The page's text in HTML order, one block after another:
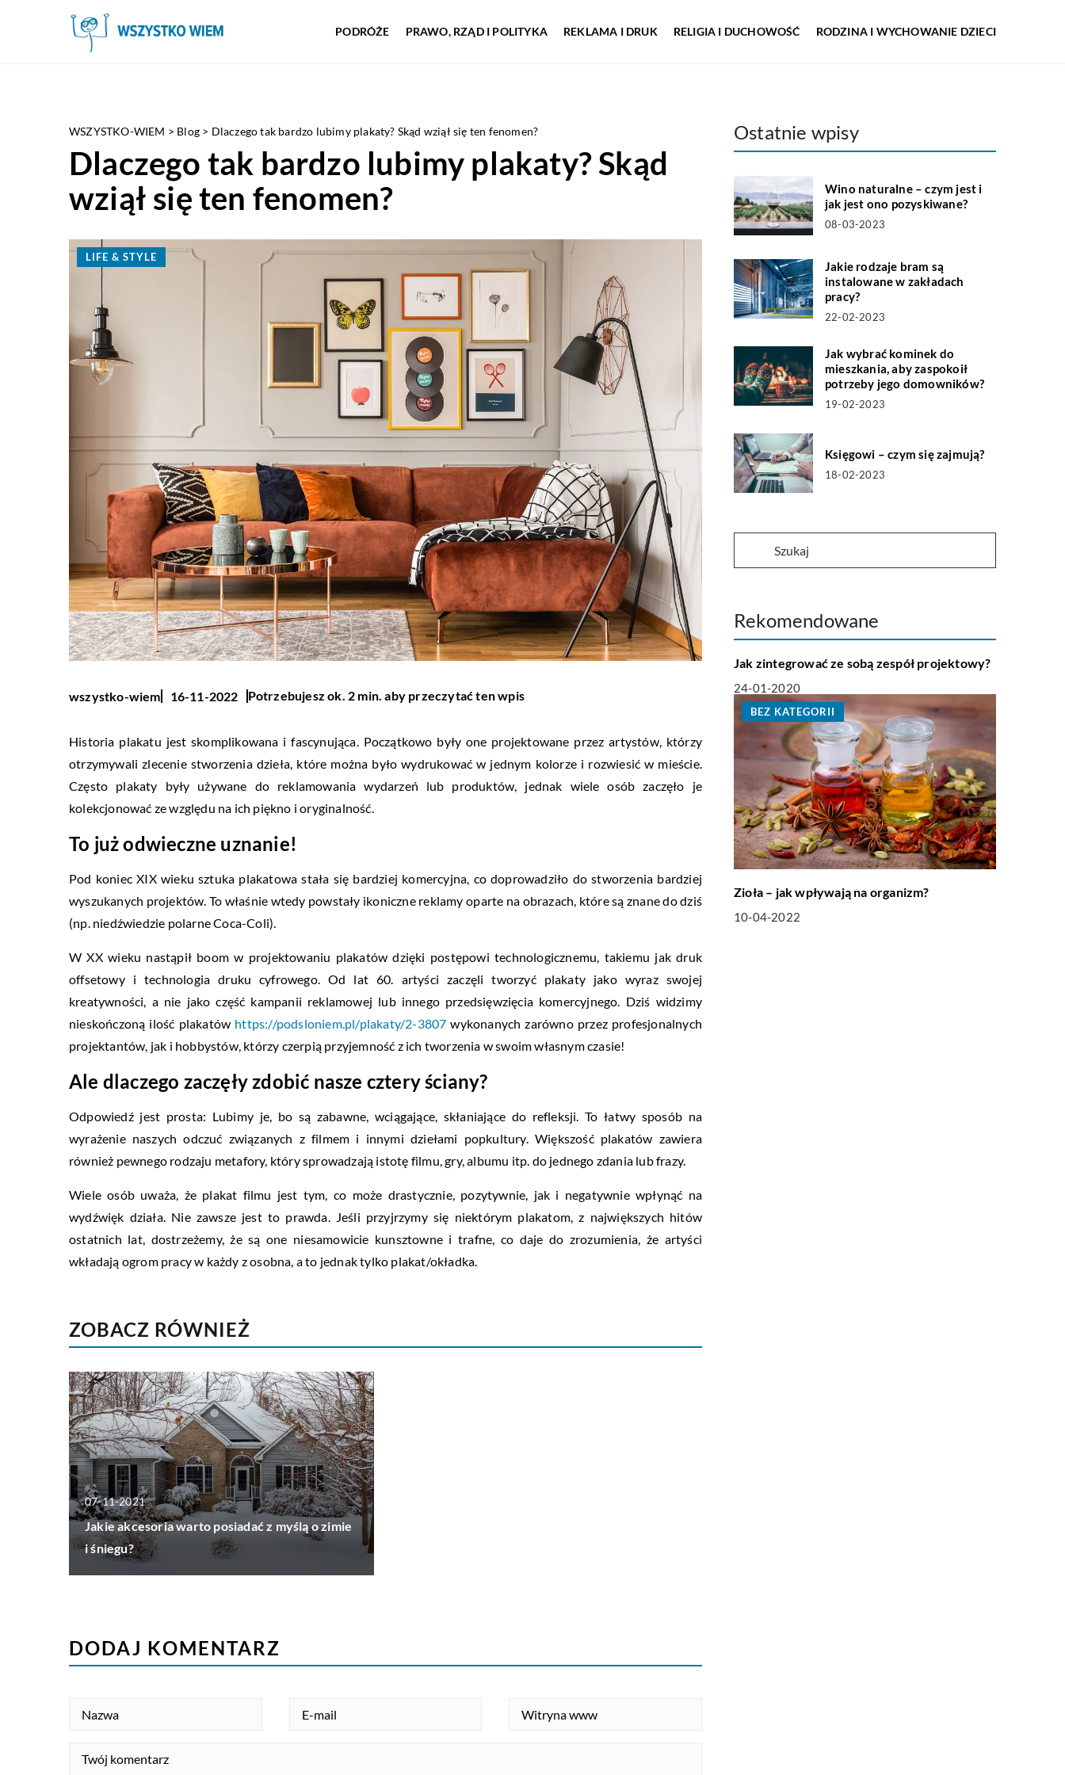
PODRÓŻE PRAWO, RZĄD I POLITYKA REKLAMA I DRUK RELIGIA I DUCHOWOŚĆ RODZINA I WYCHOWANIE DZIECI
WSZYSTKO-WIEM > Blog > Dlaczego tak bardzo lubimy plakaty? Skąd wziął się ten fenomen?
Dlaczego tak bardzo lubimy plakaty? Skąd
wziął się ten fenomen?
LIFE & STYLE
wszystko-wiem 16-11-2022 Potrzebujesz ok. 2 min. aby przeczytać ten wpis
Historia plakatu jest skomplikowana i fascynująca. Początkowo były one projektowane przez artystów, którzy
otrzymywali zlecenie stworzenia dzieła, które można było wydrukować w jednym kolorze i rozwiesić w mieście.
Często plakaty były używane do reklamowania wydarzeń lub produktów, jednak wiele osób zaczęło je
kolekcjonować ze względu na ich piękno i oryginalność.
To już odwieczne uznanie!
Pod koniec XIX wieku sztuka plakatowa stała się bardziej komercyjna, co doprowadziło do stworzenia bardziej
wyszukanych projektów. To właśnie wtedy powstały ikoniczne reklamy oparte na obrazach, które są znane do dziś
(np. niedźwiedzie polarne Coca-Coli).
W XX wieku nastąpił boom w projektowaniu plakatów dzięki postępowi technologicznemu, takiemu jak druk
offsetowy i technologia druku cyfrowego. Od lat 60. artyści zaczęli tworzyć plakaty jako wyraz swojej
kreatywności, a nie jako część kampanii reklamowej lub innego przedsięwzięcia komercyjnego. Dziś widzimy
nieskończoną ilość plakatów https://podsloniem.pl/plakaty/2-3807 wykonanych zarówno przez profesjonalnych
projektantów, jak i hobbystów, którzy czerpią przyjemność z ich tworzenia w swoim własnym czasie!
Ale dlaczego zaczęły zdobić nasze cztery ściany?
Odpowiedź jest prosta: Lubimy je, bo są zabawne, wciągające, skłaniające do refleksji. To łatwy sposób na
wyrażenie naszych odczuć związanych z filmem i innymi dziełami popkultury. Większość plakatów zawiera
również pewnego rodzaju metafory, który sprowadzają istotę filmu, gry, albumu itp. do jednego zdania lub frazy.
Wiele osób uważa, że plakat filmu jest tym, co może drastycznie, pozytywnie, jak i negatywnie wpłynąć na
wydźwięk działa. Nie zawsze jest to prawda. Jeśli przyjrzymy się niektórym plakatom, z największych hitów
ostatnich lat, dostrzeżemy, że są one niesamowicie kunsztowne i trafne, co daje do zrozumienia, że artyści
wkładają ogrom pracy w każdy z osobna, a to jednak tylko plakat/okładka.
ZOBACZ RÓWNIEŻ
07-11-2021
Jakie akcesoria warto posiadać z myślą o zimie
i śniegu?
Ostatnie wpisy
Wino naturalne – czym jest i
jak jest ono pozyskiwane?
08-03-2023
Jakie rodzaje bram są
instalowane w zakładach
pracy?
22-02-2023
Jak wybrać kominek do
mieszkania, aby zaspokoił
potrzeby jego domowników?
19-02-2023
Księgowi – czym się zajmują?
18-02-2023
Rekomendowane
HOBBY I RELAKS-WYPOCZYNEK
Jak zintegrować ze sobą zespół projektowy?
24-01-2020
BEZ KATEGORII
Zioła – jak wpływają na organizm?
10-04-2022
DODAJ KOMENTARZ